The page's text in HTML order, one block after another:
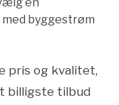
byggestrøm
pris og kvalitet,
billigste tilbud